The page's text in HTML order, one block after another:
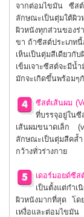
จากต่อมไขมัน ซีส
ลักษณะเป็นตุ่มใต้ผิ
ผิวหนังทุกส่วนของ
ขา ถ้าซีสต์ประเภท
เห็นเป็นตุ่มสีเดียว
เข็มเจาะซีสต์จะมีน้
มักจะเกิดขึ้นพร้อมๆ
ซีสต์เส้นผม
ที่บรรจุอยู่ใน
เส้นผมขนาดเล็ก
ลักษณะเป็นตุ่มสีคล้
กว้างทั่วร่างกาย
เดอร์มอยด์ซีส
เป็นตั้งแต่กำ
ผิวหนังมากที่สุด โด
เหงื่อและต่อมไข